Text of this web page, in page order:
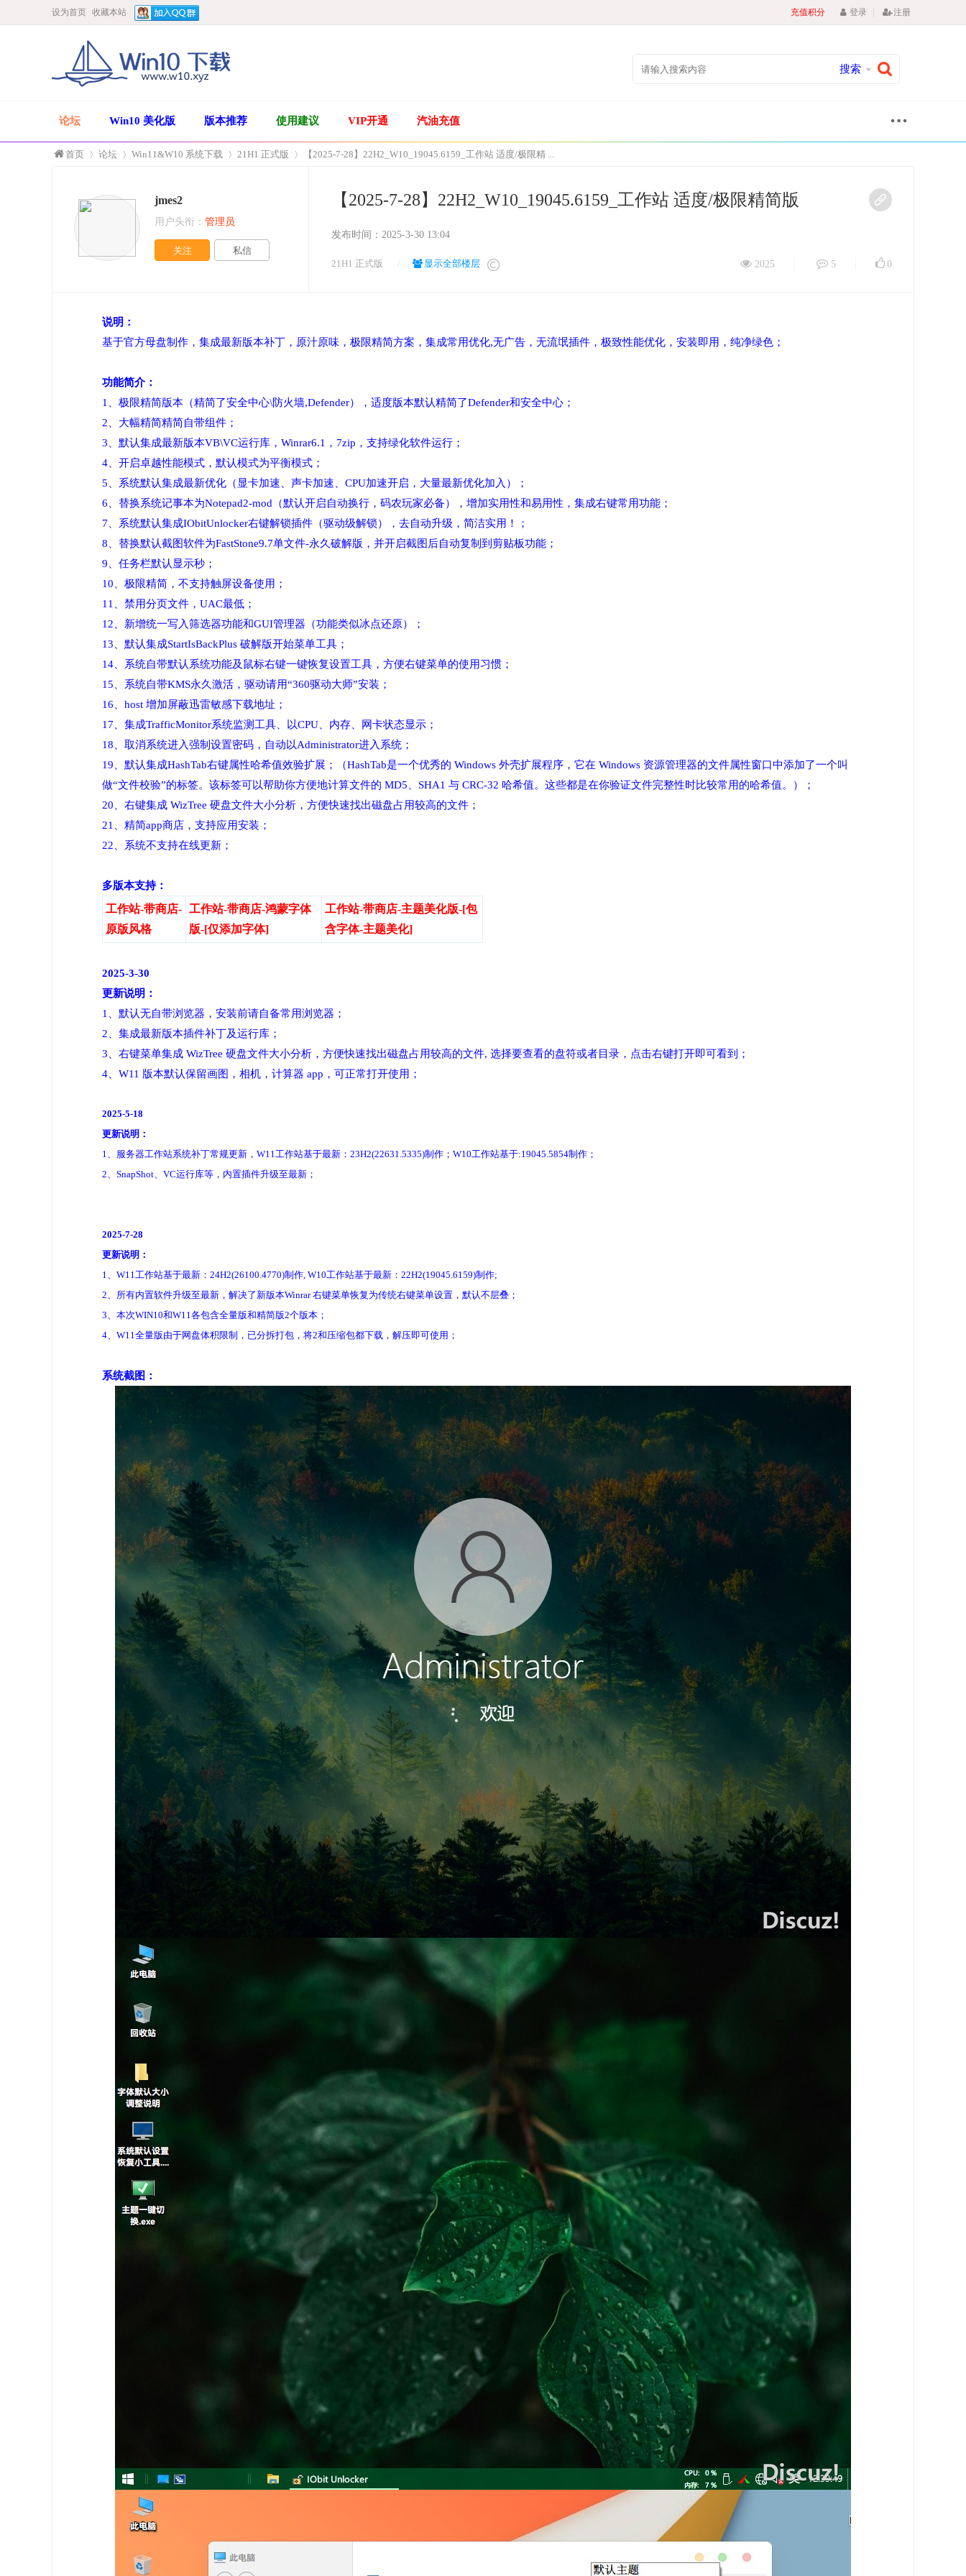
设为首页 收藏本站 充值积分 登录 | 注册
搜索
论坛 Win10 美化版 版本推荐 使用建议 VIP开通 汽油充值
首页
»
论坛 Win11&W10 系统下载
›
21H1 正式版 【2025-7-28】22H2_W10_19045.6159_工作站 适度/极限精 ...
【2025-7-28】22H2_W10_19045.6159_工作站 适度/极限精简版
发布时间： 2025-3-30 13:04
21H1 正式版 / 显示全部楼层 2025 5 0
jmes2
用户头衔： 管理员
关注 私信
说明：
基于官方母盘制作，集成最新版本补丁，原汁原味，极限精简方案，集成常用优化,无广告，无流氓插件，极致性能优化，安装即用，纯净绿色；
功能简介：
1、极限精简版本（精简了安全中心\防火墙,Defender），适度版本默认精简了Defender和安全中心；
2、大幅精简精简自带组件；
3、默认集成最新版本VB\VC运行库，Winrar6.1，7zip，支持绿化软件运行；
4、开启卓越性能模式，默认模式为平衡模式；
5、系统默认集成最新优化（显卡加速、声卡加速、CPU加速开启，大量最新优化加入）；
6、替换系统记事本为Notepad2-mod（默认开启自动换行，码农玩家必备），增加实用性和易用性，集成右键常用功能；
7、系统默认集成IObitUnlocker右键解锁插件（驱动级解锁），去自动升级，简洁实用！；
8、替换默认截图软件为FastStone9.7单文件-永久破解版，并开启截图后自动复制到剪贴板功能；
9、任务栏默认显示秒；
10、极限精简，不支持触屏设备使用；
11、禁用分页文件，UAC最低；
12、新增统一写入筛选器功能和GUI管理器（功能类似冰点还原）；
13、默认集成StartIsBackPlus 破解版开始菜单工具；
14、系统自带默认系统功能及鼠标右键一键恢复设置工具，方便右键菜单的使用习惯；
15、系统自带KMS永久激活，驱动请用“360驱动大师”安装；
16、host 增加屏蔽迅雷敏感下载地址；
17、集成TrafficMonitor系统监测工具、以CPU、内存、网卡状态显示；
18、取消系统进入强制设置密码，自动以Administrator进入系统；
19、默认集成HashTab右键属性哈希值效验扩展；（HashTab是一个优秀的 Windows 外壳扩展程序，它在 Windows 资源管理器的文件属性窗口中添加了一个叫
做“文件校验”的标签。该标签可以帮助你方便地计算文件的 MD5、SHA1 与 CRC-32 哈希值。这些都是在你验证文件完整性时比较常用的哈希值。）；
20、右键集成 WizTree 硬盘文件大小分析，方便快速找出磁盘占用较高的文件；
21、精简app商店，支持应用安装；
22、系统不支持在线更新；
多版本支持：
工作站-带商店-
原版风格
工作站-带商店-鸿蒙字体
版-[仅添加字体]
工作站-带商店-主题美化版-[包
含字体-主题美化]
2025-3-30
更新说明：
1、默认无自带浏览器，安装前请自备常用浏览器；
2、集成最新版本插件补丁及运行库；
3、右键菜单集成 WizTree 硬盘文件大小分析，方便快速找出磁盘占用较高的文件, 选择要查看的盘符或者目录，点击右键打开即可看到；
4、W11 版本默认保留画图，相机，计算器 app，可正常打开使用；
2025-5-18
更新说明：
1、服务器工作站系统补丁常规更新，W11工作站基于最新：23H2(22631.5335)制作；W10工作站基于:19045.5854制作；
2、SnapShot、VC运行库等，内置插件升级至最新；
2025-7-28
更新说明：
1、W11工作站基于最新：24H2(26100.4770)制作, W10工作站基于最新：22H2(19045.6159)制作;
2、所有内置软件升级至最新，解决了新版本Winrar 右键菜单恢复为传统右键菜单设置，默认不层叠；
3、本次WIN10和W11各包含全量版和精简版2个版本；
4、W11全量版由于网盘体积限制，已分拆打包，将2和压缩包都下载，解压即可使用；
系统截图：